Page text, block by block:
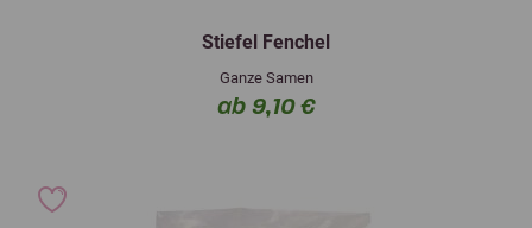
Stiefel Fenchel
Ganze Samen
ab 9,10 €